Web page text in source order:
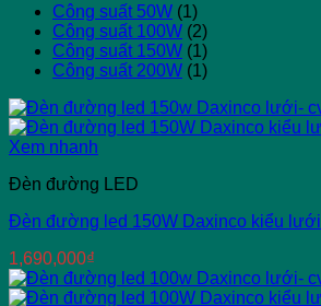
Công suất 50W (1)
Công suất 100W (2)
Công suất 150W (1)
Công suất 200W (1)
Xem nhanh
Đèn đường LED
Đèn đường led 150W Daxinco kiểu lưới
1,690,000₫